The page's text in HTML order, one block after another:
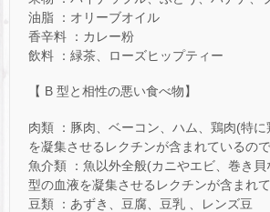
油脂 ：オリーブオイル
香辛料 ：カレー粉
飲料 ：緑茶、ローズヒップティー
【 B 型と相性の悪い食べ物】
肉類 ：豚肉、ベーコン、ハム、鶏肉(特
を凝集させるレクチンが含まれているの
魚介類 ：魚以外全般(カニやエビ、巻き
型の血液を凝集させるレクチンが含まれ
豆類 ：あずき、豆腐、豆乳 、レンズ豆